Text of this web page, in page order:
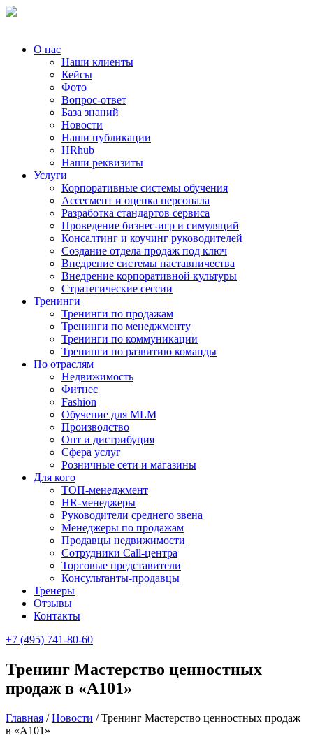
О нас
Наши клиенты
Кейсы
Фото
Вопрос-ответ
База знаний
Новости
Наши публикации
HRhub
Наши реквизиты
Услуги
Корпоративные системы обучения
Ассесмент и оценка персонала
Разработка стандартов сервиса
Проведение бизнес-игр и симуляций
Консалтинг и коучинг руководителей
Создание отдела продаж под ключ
Внедрение системы наставничества
Внедрение корпоративной культуры
Стратегические сессии
Тренинги
Тренинги по продажам
Тренинги по менеджменту
Тренинги по коммуникации
Тренинги по развитию команды
По отраслям
Недвижимость
Фитнес
Fashion
Обучение для MLM
Производство
Опт и дистрибуция
Сфера услуг
Розничные сети и магазины
Для кого
ТОП-менеджмент
HR-менеджеры
Руководители среднего звена
Менеджеры по продажам
Продавцы недвижимости
Сотрудники Call-центра
Торговые представители
Консультанты-продавцы
Тренеры
Отзывы
Контакты
+7 (495) 741-80-60
Тренинг Мастерство ценностных
продаж в «А101»
Главная /Новости /Тренинг Мастерство ценностных продаж
в «А101»